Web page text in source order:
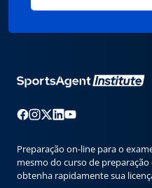
Preparação on-line para o
mesmo do curso de preparação
obtenha rapidamente sua